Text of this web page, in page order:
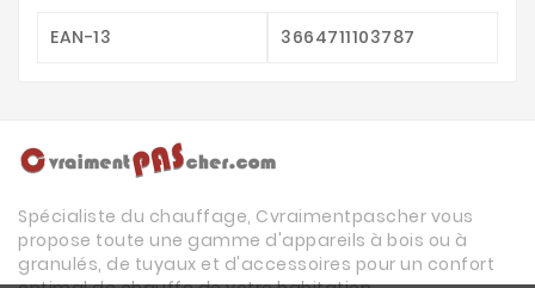
EAN-13 3664711103787
Spécialiste du chauffage, Cvraimentpascher vous
propose toute une gamme d'appareils à bois ou à
granulés, de tuyaux et d'accessoires pour un confort